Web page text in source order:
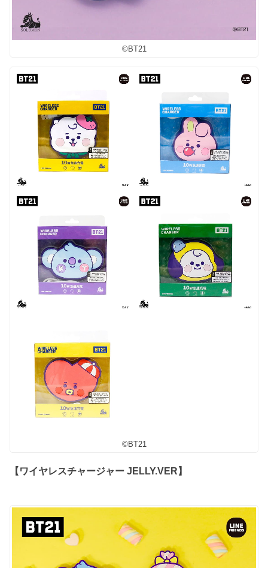
©︎BT21
©︎BT21
【ワイヤレスチャージャー JELLY.VER】